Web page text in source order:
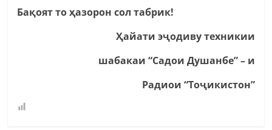
Бақоят то ҳазорон сол табрик!
Ҳайати эҷодиву техникии
шабакаи “Садои Душанбе” – и
Радиои “Тоҷикистон”